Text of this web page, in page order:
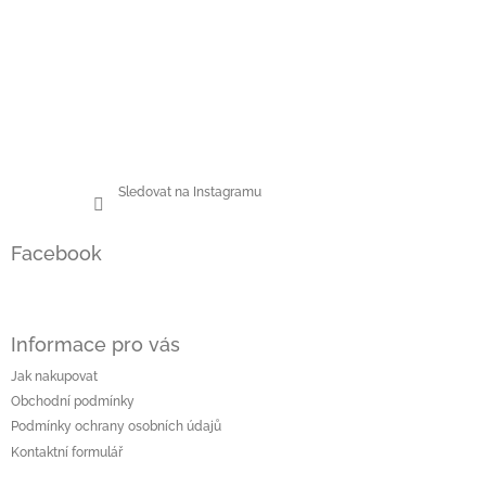
Sledovat na Instagramu
Facebook
Informace pro vás
Jak nakupovat
Obchodní podmínky
Podmínky ochrany osobních údajů
Kontaktní formulář